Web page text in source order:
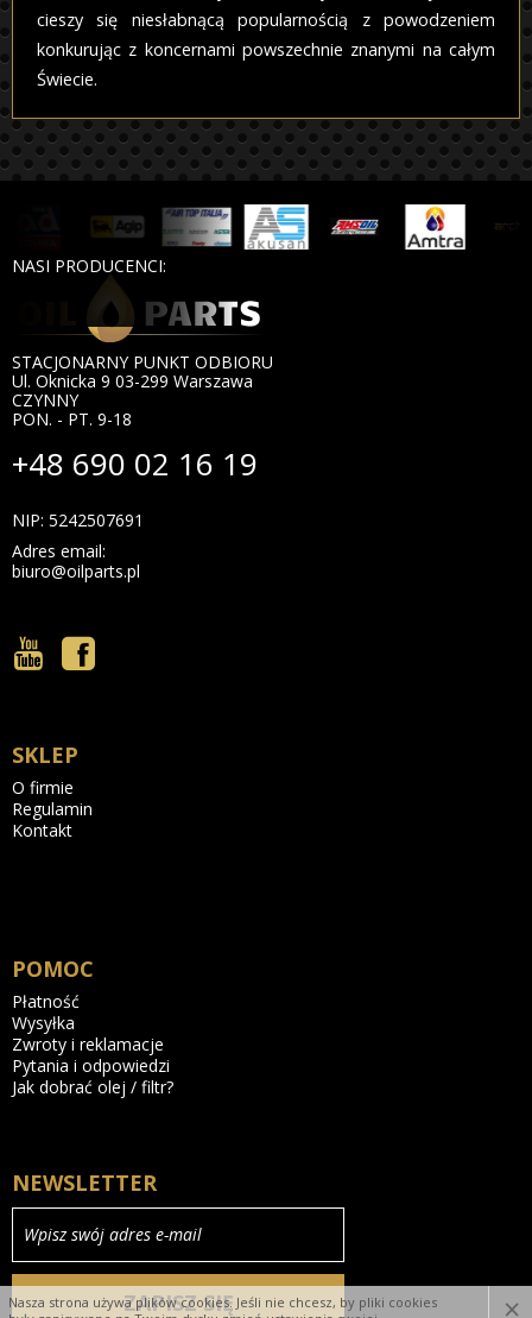
cieszy się niesłabnącą popularnością z powodzeniem
konkurując z koncernami powszechnie znanymi na całym
Świecie.
NASI PRODUCENCI:
STACJONARNY PUNKT ODBIORU
Ul. Oknicka 9 03-299 Warszawa
CZYNNY
PON. - PT. 9-18
+48 690 02 16 19
NIP: 5242507691
Adres email:
biuro@oilparts.pl
SKLEP
O firmie
Regulamin
Kontakt
POMOC
Płatność
Wysyłka
Zwroty i reklamacje
Pytania i odpowiedzi
Jak dobrać olej / filtr?
NEWSLETTER
Wpisz swój adres e-mail
ZAPISZ SIĘ
Nasza strona używa plików cookies. Jeśli nie chcesz, by pliki cookies
×